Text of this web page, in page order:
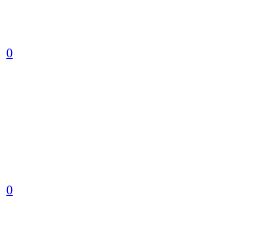
0
0